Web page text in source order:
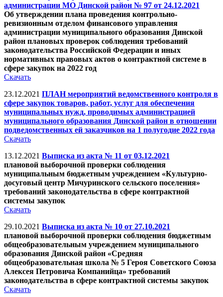
администрации МО Динской район № 97 от 24.12.2021
Об утверждении плана проведения контрольно-
ревизионным отделом финансового управления
администрации муниципального образования Динской
район плановых проверок соблюдения требований
законодательства Российской Федерации и иных
нормативных правовых актов о контрактной системе в
сфере закупок на 2022 год
Скачать
23.12.2021 ПЛАН мероприятий ведомственного контроля в
сфере закупок товаров, работ, услуг для обеспечения
муниципальных нужд, проводимых администрацией
муниципального образования Динской район в отношении
подведомственных ей заказчиков на 1 полугодие 2022 года
Скачать
13.12.2021 Выписка из акта № 11 от 03.12.2021
плановой выборочной проверки соблюдения
муниципальным бюджетным учреждением «Культурно-
досуговый центр Мичуринского сельского поселения»
требований законодательства в сфере контрактной
системы закупок
Скачать
29.10.2021 Выписка из акта № 10 от 27.10.2021
плановой выборочной проверки соблюдения бюджетным
общеобразовательным учреждением муниципального
образования Динской район «Средняя
общеобразовательная школа № 5 Героя Советского Союза
Алексея Петровича Компанийца» требований
законодательства в сфере контрактной системы закупок
Скачать